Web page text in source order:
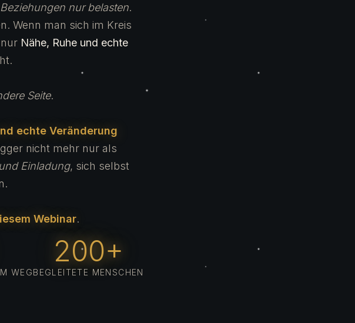
nur belasten.
Wenn man sich im Kreis
Nähe, Ruhe und echte
Seite.
echte Veränderung
nicht mehr nur als
Einladung, sich selbst
Webinar.
WEG
200+
BEGLEITETE MENSCHEN